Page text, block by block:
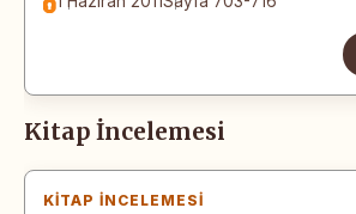
Kitap İncelemesi
KITAP İNCELEMESI